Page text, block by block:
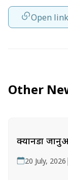
Open link
Other
क्यानडा
20 July, 2026